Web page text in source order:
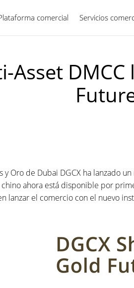
comercial Servicios
Asset DMCC
y Oro de Dubai DGCX ha lanzado
ahora está disponible por
lanzar el comercio con el nuevo